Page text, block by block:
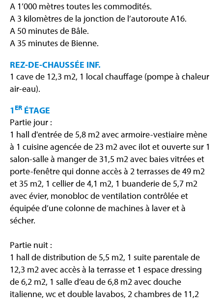
A 1’000 mètres toutes les commodités.
A 3 kilomètres de la jonction de l’autoroute A16.
A 50 minutes de Bâle.
A 35 minutes de Bienne.
REZ-DE-CHAUSSÉE INF.
1 cave de 12,3 m2, 1 local chauffage (pompe à chaleur
air-eau).
1 ER ÉTAGE
Partie jour :
1 hall d'entrée de 5,8 m2 avec armoire-vestiaire mène
à 1 cuisine agencée de 23 m2 avec ilot et ouverte sur 1
salon-salle à manger de 31,5 m2 avec baies vitrées et
porte-fenêtre qui donne accès à 2 terrasses de 49 m2
et 35 m2, 1 cellier de 4,1 m2, 1 buanderie de 5,7 m2
avec évier, monobloc de ventilation contrôlée et
équipée d’une colonne de machines à laver et à
sécher.
Partie nuit :
1 hall de distribution de 5,5 m2, 1 suite parentale de
12,3 m2 avec accès à la terrasse et 1 espace dressing
de 6,2 m2, 1 salle d’eau de 6,8 m2 avec douche
italienne, wc et double lavabos, 2 chambres de 11,2